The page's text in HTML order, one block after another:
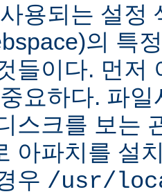
용되는 설정
의 특
들이다. 먼저
요하다. 파
스크를 보는
아파치를 설
우 /usr/